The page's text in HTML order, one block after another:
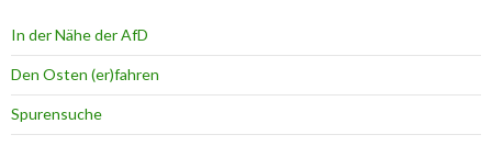
In der Nähe der AfD
Den Osten (er)fahren
Spurensuche